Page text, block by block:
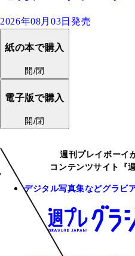
2026年08月03日発売
紙の本で購入
開/閉
電子版で購入
開/閉
週刊プレイボーイ
コンテンツサイト『
デジタル写真集などグラビ